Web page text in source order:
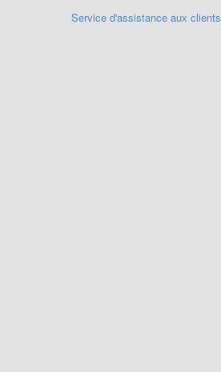
Service d'assistance aux clients